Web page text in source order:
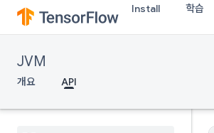
Install 학습
JVM
개요 API